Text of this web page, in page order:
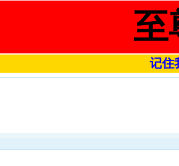
至
记住